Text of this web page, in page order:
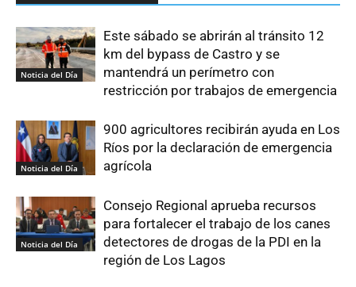
Noticia del Día
Este sábado se abrirán al tránsito 12
km del bypass de Castro y se
mantendrá un perímetro con
restricción por trabajos de emergencia
Noticia del Día
900 agricultores recibirán ayuda en Los
Ríos por la declaración de emergencia
agrícola
Noticia del Día
Consejo Regional aprueba recursos
para fortalecer el trabajo de los canes
detectores de drogas de la PDI en la
región de Los Lagos